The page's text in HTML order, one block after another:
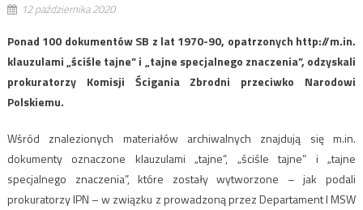
12 października 2020
Ponad 100 dokumentów SB z lat 1970-90, opatrzonych http://m.in.
klauzulami „ściśle tajne” i „tajne specjalnego znaczenia”, odzyskali
prokuratorzy Komisji Ścigania Zbrodni przeciwko Narodowi
Polskiemu.
Wśród znalezionych materiałów archiwalnych znajdują się m.in.
dokumenty oznaczone klauzulami „tajne”, „ściśle tajne” i „tajne
specjalnego znaczenia”, które zostały wytworzone – jak podali
prokuratorzy IPN – w związku z prowadzoną przez Departament I MSW